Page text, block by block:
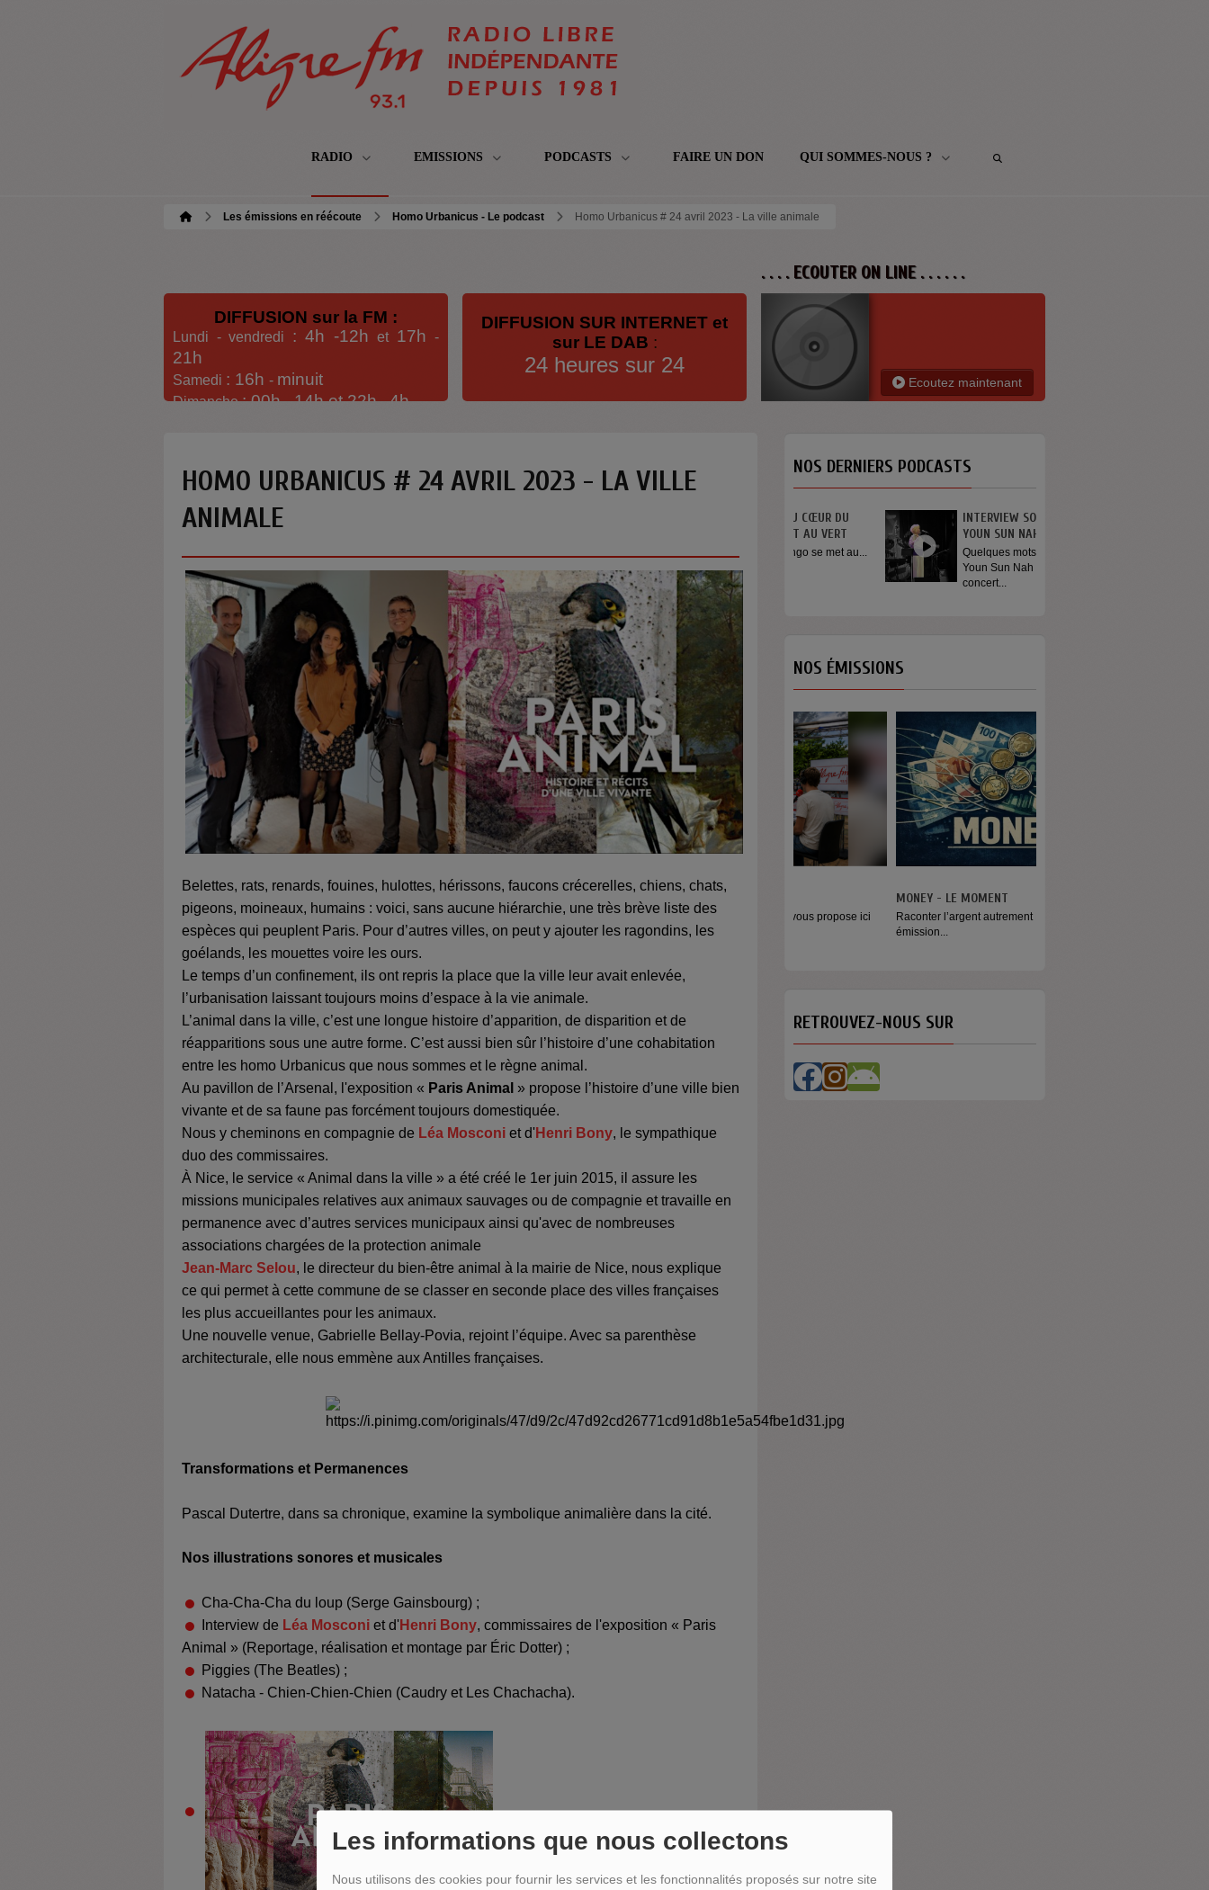
Les informations que nous collectons
Nous utilisons des cookies pour fournir les services et les fonctionnalités proposés sur notre site
RADIO EMISSIONS PODCASTS FAIRE UN DON QUI SOMMES-NOUS ?
Les émissions en réécoute Homo Urbanicus - Le podcast Homo Urbanicus # 24 avril 2023 - La ville animale
DIFFUSION sur la FM :
Lundi - vendredi : 4h -12h et 17h -
21h
Samedi : 16h - minuit
Dimanche: 00h -14h et 22h-4h
DIFFUSION SUR INTERNET et
sur LE DAB :
24 heures sur 24
. . . . ECOUTER ON LINE . . . . . .
Ecoutez maintenant
HOMO URBANICUS # 24 AVRIL 2023 - LA VILLE
ANIMALE
Belettes, rats, renards, fouines, hulottes, hérissons, faucons crécerelles, chiens, chats,
pigeons, moineaux, humains : voici, sans aucune hiérarchie, une très brève liste des
espèces qui peuplent Paris. Pour d’autres villes, on peut y ajouter les ragondins, les
goélands, les mouettes voire les ours.
Le temps d’un confinement, ils ont repris la place que la ville leur avait enlevée,
l’urbanisation laissant toujours moins d’espace à la vie animale.
L’animal dans la ville, c’est une longue histoire d’apparition, de disparition et de
réapparitions sous une autre forme. C’est aussi bien sûr l’histoire d’une cohabitation
entre les homo Urbanicus que nous sommes et le règne animal.
Au pavillon de l’Arsenal, l'exposition « Paris Animal » propose l’histoire d’une ville bien
vivante et de sa faune pas forcément toujours domestiquée.
Nous y cheminons en compagnie de Léa Mosconi et d'Henri Bony, le sympathique
duo des commissaires.
À Nice, le service « Animal dans la ville » a été créé le 1er juin 2015, il assure les
missions municipales relatives aux animaux sauvages ou de compagnie et travaille en
permanence avec d’autres services municipaux ainsi qu'avec de nombreuses
associations chargées de la protection animale
Jean-Marc Selou, le directeur du bien-être animal à la mairie de Nice, nous explique
ce qui permet à cette commune de se classer en seconde place des villes françaises
les plus accueillantes pour les animaux.
Une nouvelle venue, Gabrielle Bellay-Povia, rejoint l’équipe. Avec sa parenthèse
architecturale, elle nous emmène aux Antilles françaises.
Transformations et Permanences
Pascal Dutertre, dans sa chronique, examine la symbolique animalière dans la cité.
Nos illustrations sonores et musicales
Cha-Cha-Cha du loup (Serge Gainsbourg) ;
Interview de Léa Mosconi et d'Henri Bony, commissaires de l'exposition « Paris
Animal » (Reportage, réalisation et montage par Éric Dotter) ;
Piggies (The Beatles) ;
Natacha - Chien-Chien-Chien (Caudry et Les Chachacha).
NOS DERNIERS PODCASTS
INTERVIEW SORTIE DE SCÈNE
YOUN SUN NAH
Quelques mots de la chanteuse
Youn Sun Nah après son
concert...
NOS ÉMISSIONS
MONEY - LE MOMENT
Raconter l’argent autrement Money est
RETROUVEZ-NOUS SUR